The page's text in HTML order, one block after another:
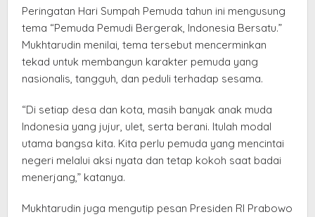
Peringatan Hari Sumpah Pemuda tahun ini mengusung
tema “Pemuda Pemudi Bergerak, Indonesia Bersatu.”
Mukhtarudin menilai, tema tersebut mencerminkan
tekad untuk membangun karakter pemuda yang
nasionalis, tangguh, dan peduli terhadap sesama.
“Di setiap desa dan kota, masih banyak anak muda
Indonesia yang jujur, ulet, serta berani. Itulah modal
utama bangsa kita. Kita perlu pemuda yang mencintai
negeri melalui aksi nyata dan tetap kokoh saat badai
menerjang,” katanya.
Mukhtarudin juga mengutip pesan Presiden RI Prabowo